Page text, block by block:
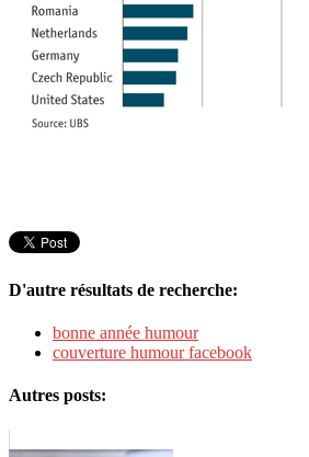
D'autre résultats de recherche:
bonne année humour
couverture humour facebook
Autres posts: